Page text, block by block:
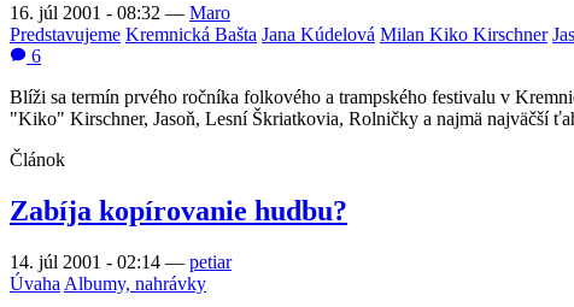
16. júl 2001 - 08:32 — Maro
Predstavujeme Kremnická Bašta Jana Kúdelová Milan Kiko Kirschner
6
Blíži sa termín prvého ročníka folkového a trampského festivalu v
"Kiko" Kirschner, Jasoň, Lesní Škriatkovia, Rolničky a najmä najväčší
Článok
Zabíja kopírovanie hudbu?
14. júl 2001 - 02:14 — petiar
Úvaha Albumy, nahrávky